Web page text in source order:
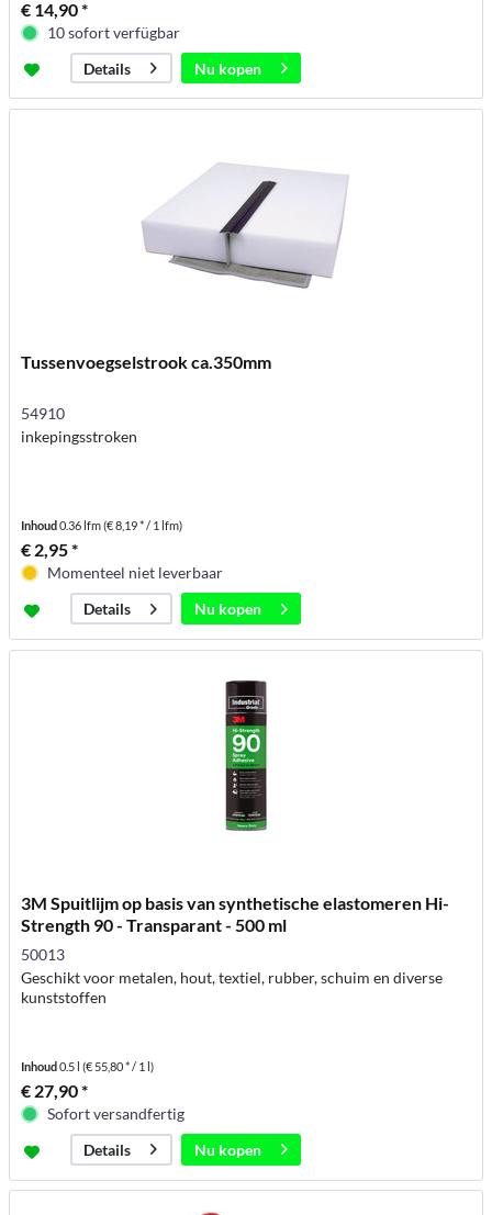
€ 14,90 *
10 sofort verfügbar
Details
Nu kopen
Tussenvoegselstrook ca.350mm
54910
inkepingsstroken
Inhoud0.36 lfm(€ 8,19 * / 1 lfm)
€ 2,95 *
Momenteel niet leverbaar
Details
Nu kopen
3M Spuitlijm op basis van synthetische elastomeren Hi-
Strength 90 - Transparant - 500 ml
50013
Geschikt voor metalen, hout, textiel, rubber, schuim en diverse
kunststoffen
Inhoud0.5 l(€ 55,80 * / 1 l)
€ 27,90 *
Sofort versandfertig
Details
Nu kopen